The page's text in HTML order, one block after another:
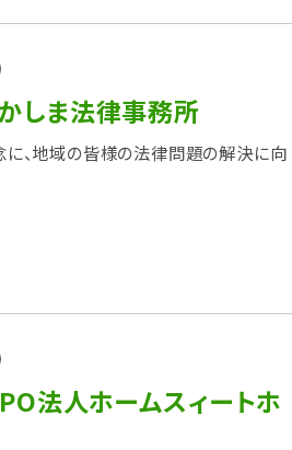
しま法律事務所
に、地域の皆様の法律問題の解決に向
法人ホームスィートホ